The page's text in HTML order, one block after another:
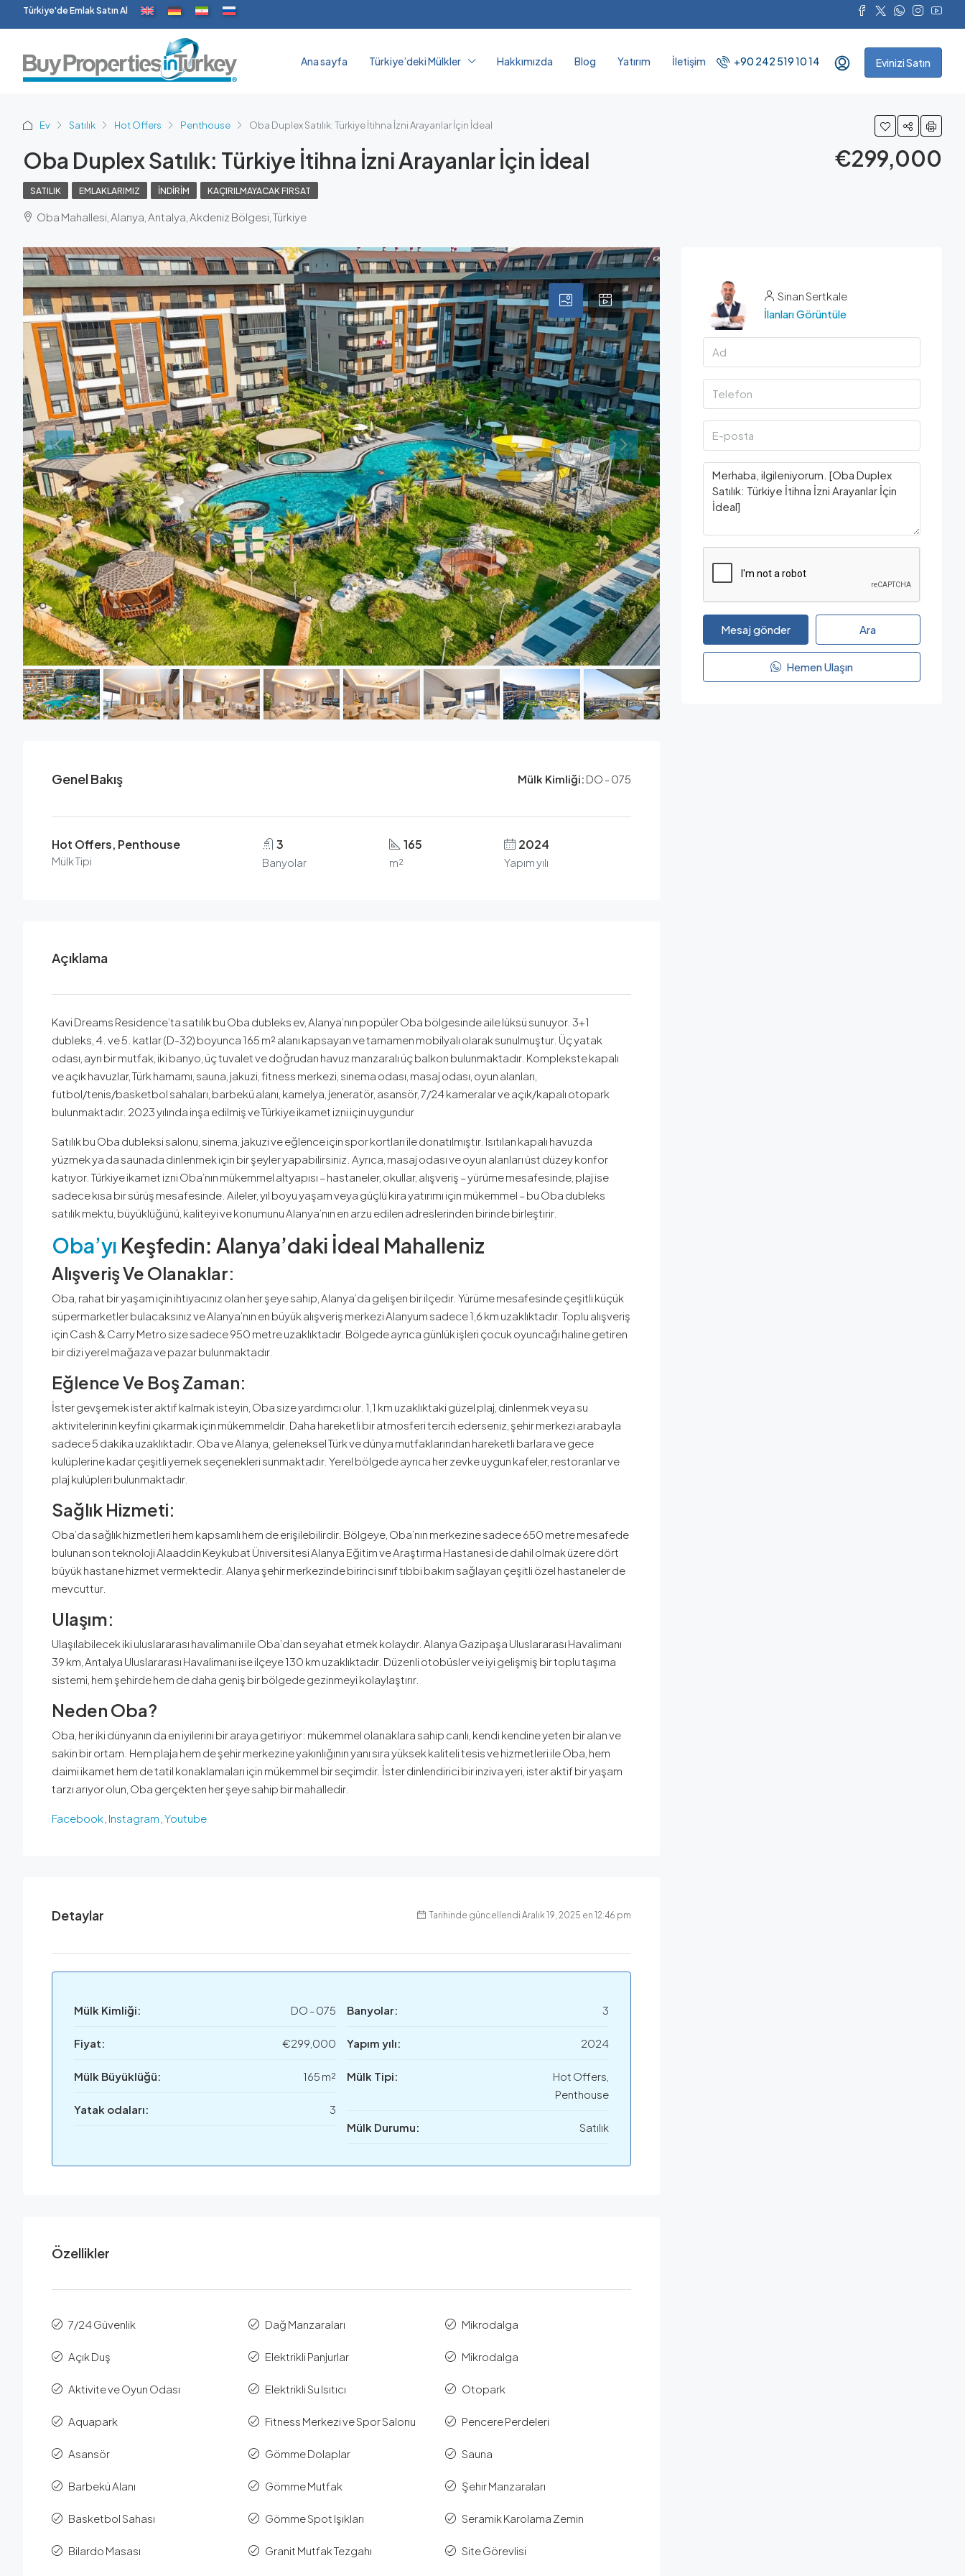
Türkiye'de Emlak Satın Al
Ana sayfa Türkiye’deki Mülkler Hakkımızda Blog Yatırım İletişim +90 242 519 10 14 Evinizi Satın
Ev Satılık Hot Offers Penthouse Oba Duplex Satılık: Türkiye İtihna İzni Arayanlar İçin İdeal
Oba Duplex Satılık: Türkiye İtihna İzni Arayanlar İçin İdeal €299,000
SATILIK EMLAKLARIMIZ İNDIRIM KAÇIRILMAYACAK FIRSAT
Oba Mahallesi, Alanya, Antalya, Akdeniz Bölgesi, Türkiye
Genel Bakış Mülk Kimliği: DO - 075
Hot Offers, Penthouse
Mülk Tipi
3
Banyolar
165
m²
2024
Yapım yılı
Açıklama
Kavi Dreams Residence’ta satılık bu Oba dubleks ev, Alanya’nın popüler Oba bölgesinde aile lüksü sunuyor. 3+1
dubleks, 4. ve 5. katlar (D-32) boyunca 165 m² alanı kapsayan ve tamamen mobilyalı olarak sunulmuştur. Üç yatak
odası, ayrı bir mutfak, iki banyo, üç tuvalet ve doğrudan havuz manzaralı üç balkon bulunmaktadır. Komplekste kapalı
ve açık havuzlar, Türk hamamı, sauna, jakuzi, fitness merkezi, sinema odası, masaj odası, oyun alanları,
futbol/tenis/basketbol sahaları, barbekü alanı, kamelya, jeneratör, asansör, 7/24 kameralar ve açık/kapalı otopark
bulunmaktadır. 2023 yılında inşa edilmiş ve Türkiye ikamet izni için uygundur
Satılık bu Oba dubleksi salonu, sinema, jakuzi ve eğlence için spor kortları ile donatılmıştır. Isıtılan kapalı havuzda
yüzmek ya da saunada dinlenmek için bir şeyler yapabilirsiniz. Ayrıca, masaj odası ve oyun alanları üst düzey konfor
katıyor. Türkiye ikamet izni Oba’nın mükemmel altyapısı – hastaneler, okullar, alışveriş – yürüme mesafesinde, plaj ise
sadece kısa bir sürüş mesafesinde. Aileler, yıl boyu yaşam veya güçlü kira yatırımı için mükemmel – bu Oba dubleks
satılık mektu, büyüklüğünü, kaliteyi ve konumunu Alanya’nın en arzu edilen adreslerinden birinde birleştirir.
Oba’yı Keşfedin: Alanya’daki İdeal Mahalleniz
Alışveriş Ve Olanaklar:
Oba, rahat bir yaşam için ihtiyacınız olan her şeye sahip, Alanya’da gelişen bir ilçedir. Yürüme mesafesinde çeşitli küçük
süpermarketler bulacaksınız ve Alanya’nın en büyük alışveriş merkezi Alanyum sadece 1,6 km uzaklıktadır. Toplu alışveriş
için Cash & Carry Metro size sadece 950 metre uzaklıktadır. Bölgede ayrıca günlük işleri çocuk oyuncağı haline getiren
bir dizi yerel mağaza ve pazar bulunmaktadır.
Eğlence Ve Boş Zaman:
İster gevşemek ister aktif kalmak isteyin, Oba size yardımcı olur. 1,1 km uzaklıktaki güzel plaj, dinlenmek veya su
aktivitelerinin keyfini çıkarmak için mükemmeldir. Daha hareketli bir atmosferi tercih ederseniz, şehir merkezi arabayla
sadece 5 dakika uzaklıktadır. Oba ve Alanya, geleneksel Türk ve dünya mutfaklarından hareketli barlara ve gece
kulüplerine kadar çeşitli yemek seçenekleri sunmaktadır. Yerel bölgede ayrıca her zevke uygun kafeler, restoranlar ve
plaj kulüpleri bulunmaktadır.
Sağlık Hizmeti:
Oba’da sağlık hizmetleri hem kapsamlı hem de erişilebilirdir. Bölgeye, Oba’nın merkezine sadece 650 metre mesafede
bulunan son teknoloji Alaaddin Keykubat Üniversitesi Alanya Eğitim ve Araştırma Hastanesi de dahil olmak üzere dört
büyük hastane hizmet vermektedir. Alanya şehir merkezinde birinci sınıf tıbbi bakım sağlayan çeşitli özel hastaneler de
mevcuttur.
Ulaşım:
Ulaşılabilecek iki uluslararası havalimanı ile Oba’dan seyahat etmek kolaydır. Alanya Gazipaşa Uluslararası Havalimanı
39 km, Antalya Uluslararası Havalimanı ise ilçeye 130 km uzaklıktadır. Düzenli otobüsler ve iyi gelişmiş bir toplu taşıma
sistemi, hem şehirde hem de daha geniş bir bölgede gezinmeyi kolaylaştırır.
Neden Oba?
Oba, her iki dünyanın da en iyilerini bir araya getiriyor: mükemmel olanaklara sahip canlı, kendi kendine yeten bir alan ve
sakin bir ortam. Hem plaja hem de şehir merkezine yakınlığının yanı sıra yüksek kaliteli tesis ve hizmetleri ile Oba, hem
daimi ikamet hem de tatil konaklamaları için mükemmel bir seçimdir. İster dinlendirici bir inziva yeri, ister aktif bir yaşam
tarzı arıyor olun, Oba gerçekten her şeye sahip bir mahalledir.
Facebook Instagram Youtube
Detaylar Tarihinde güncellendi Aralık 19, 2025 en 12:46 pm
Mülk Kimliği: DO - 075
Fiyat: €299,000
Mülk Büyüklüğü: 165 m²
Yatak odaları: 3
Banyolar: 3
Yapım yılı: 2024
Mülk Tipi:
Hot Offers,
Penthouse
Mülk Durumu: Satılık
Özellikler
7/24 Güvenlik
Açık Duş
Aktivite ve Oyun Odası
Aquapark
Asansör
Barbekü Alanı
Basketbol Sahası
Bilardo Masası
Dağ Manzaraları
Elektrikli Panjurlar
Elektrikli Su Isıtıcı
Fitness Merkezi ve Spor Salonu
Gömme Dolaplar
Gömme Mutfak
Gömme Spot Işıkları
Granit Mutfak Tezgahı
Mikrodalga
Mikrodalga
Otopark
Pencere Perdeleri
Sauna
Şehir Manzaraları
Seramik Karolama Zemin
Site Görevlisi
Sinan Sertkale
İlanları Görüntüle
Mesaj gönder Ara
Hemen Ulaşın